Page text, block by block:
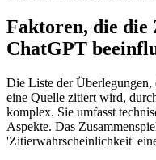
Faktoren, die
ChatGPT
Die Liste der
eine Quelle zitiert wird,
komplex. Sie umfasst
Aspekte. Das
'Zitierwahrscheinlichkeit'